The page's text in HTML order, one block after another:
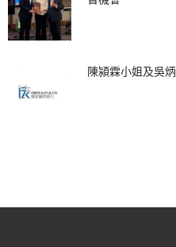
陳潁霖小姐及吳